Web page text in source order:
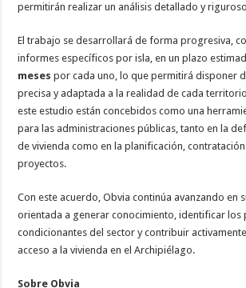
permitirán realizar un análisis detallado y
El trabajo se desarrollará de forma progresiva,
informes específicos por isla, en un plazo
meses por cada uno, lo que permitirá disponer
precisa y adaptada a la realidad de cada
este estudio están concebidos como una
para las administraciones públicas, tanto en la
de vivienda como en la planificación,
proyectos.
Con este acuerdo, Obvia continúa avanzando en
orientada a generar conocimiento, identificar los
condicionantes del sector y contribuir
acceso a la vivienda en el Archipiélago.
Sobre Obvia